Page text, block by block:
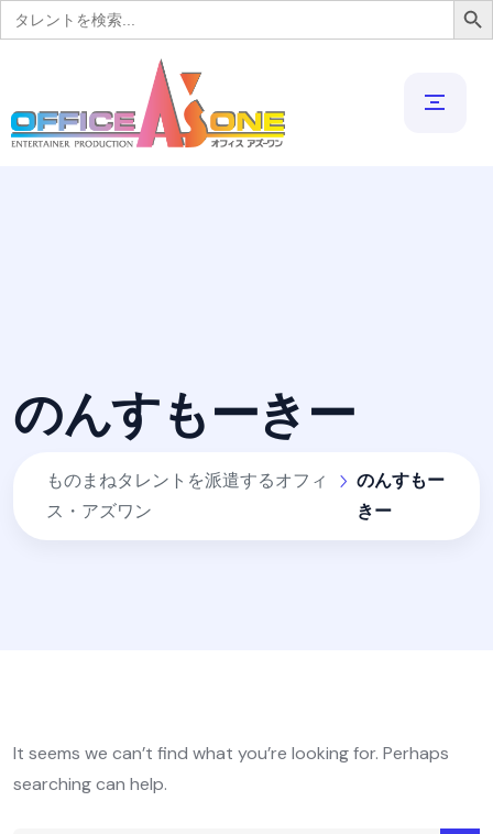
Search
for:
のんすもーきー
ものまねタレントを派遣するオフィ
ス・アズワン
のんすもー
きー
It seems we can’t find what you’re looking for. Perhaps
searching can help.